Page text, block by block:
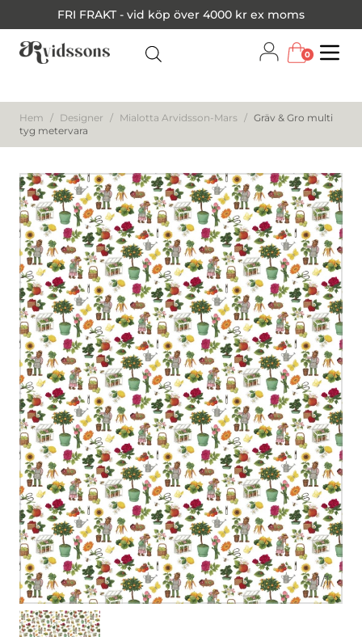
FRI FRAKT - vid köp över 4000 kr ex moms
0
Hem / Designer / Mialotta Arvidsson-Mars / Gräv & Gro multi
tyg metervara
1/1